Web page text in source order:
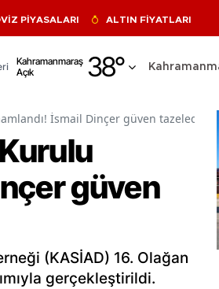
PİYASALARI ALTIN FİYATLARI
Kahramanmaraş
Açık
38°
Adıyaman
Afyonkarahisar
Ağrı
Artvin
İsmail Dinçer güven tazeledi
güven
(KASİAD) 16. Olağan
gerçekleştirildi.